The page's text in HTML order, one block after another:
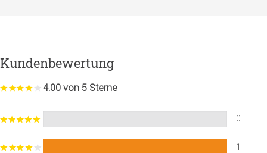
Kundenbewertung
4.00 von 5 Sterne
0
1